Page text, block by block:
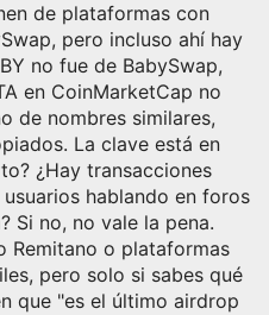
de plataformas con
pero incluso ahí hay
no fue de BabySwap,
en CoinMarketCap no
de nombres similares,
La clave está en
¿Hay transacciones
hablando en foros
Si no, no vale la pena.
Remitano o plataformas
pero solo si sabes qué
que "es el último airdrop